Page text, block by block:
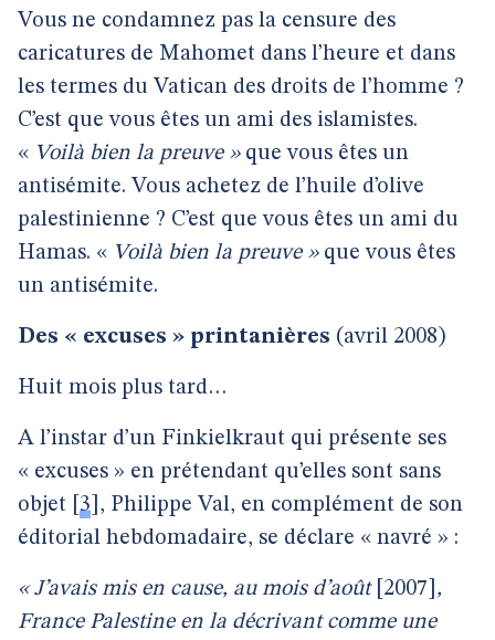
Vous ne condamnez pas la censure des
caricatures de Mahomet dans l’heure et dans
les termes du Vatican des droits de l’homme ?
C’est que vous êtes un ami des islamistes.
« Voilà bien la preuve » que vous êtes un
antisémite. Vous achetez de l’huile d’olive
palestinienne ? C’est que vous êtes un ami du
Hamas. « Voilà bien la preuve » que vous êtes
un antisémite.
Des « excuses » printanières (avril 2008)
Huit mois plus tard…
A l’instar d’un Finkielkraut qui présente ses
« excuses » en prétendant qu’elles sont sans
objet 3 , Philippe Val, en complément de son
éditorial hebdomadaire, se déclare « navré » :
« J’avais mis en cause, au mois d’août[2007] ,
France Palestine en la décrivant comme une